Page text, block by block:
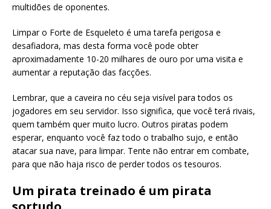
multidões de oponentes.
Limpar o Forte de Esqueleto é uma tarefa perigosa e
desafiadora, mas desta forma você pode obter
aproximadamente 10-20 milhares de ouro por uma visita e
aumentar a reputação das facções.
Lembrar, que a caveira no céu seja visível para todos os
jogadores em seu servidor. Isso significa, que você terá rivais,
quem também quer muito lucro. Outros piratas podem
esperar, enquanto você faz todo o trabalho sujo, e então
atacar sua nave, para limpar. Tente não entrar em combate,
para que não haja risco de perder todos os tesouros.
Um pirata treinado é um pirata